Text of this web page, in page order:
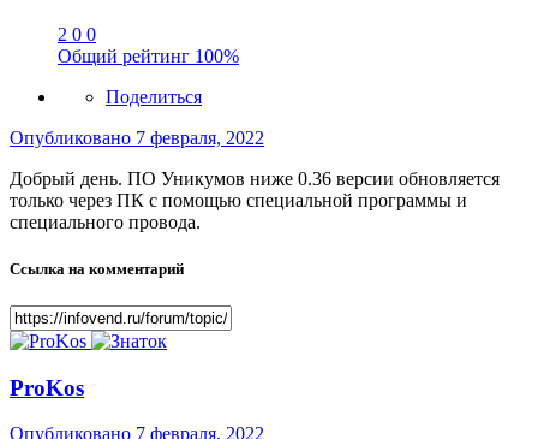
2 0 0
Общий рейтинг 100%
Поделиться
Опубликовано 7 февраля, 2022
Добрый день. ПО Уникумов ниже 0.36 версии обновляется
только через ПК с помощью специальной программы и
специального провода.
Ссылка на комментарий
ProKos
Опубликовано 7 февраля, 2022